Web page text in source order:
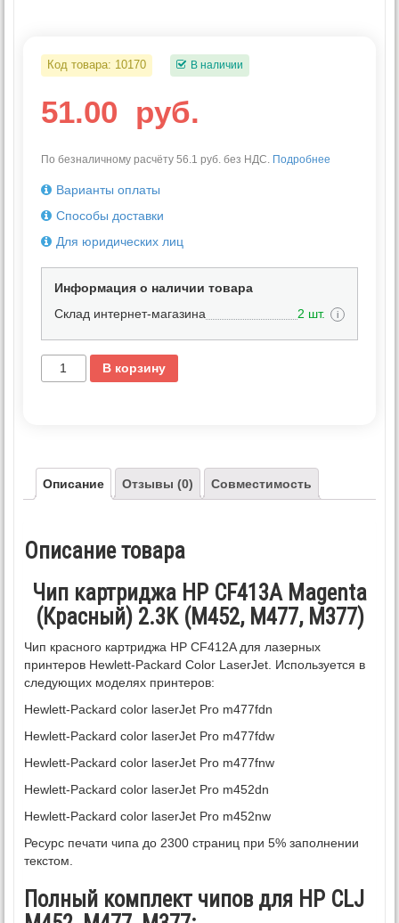
Код товара: 10170 В наличии
51.00 руб.
По безналичному расчёту 56.1 руб. без НДС. Подробнее
Варианты оплаты
Способы доставки
Для юридических лиц
Информация о наличии товара
Склад интернет-магазина
2 шт. i
В корзину
Описание Отзывы (0) Совместимость
Описание товара
Чип картриджа HP CF413A Magenta
(Красный) 2.3K (M452, M477, M377)
Чип красного картриджа HP CF412A для лазерных
принтеров Hewlett-Packard Color LaserJet. Используется в
следующих моделях принтеров:
Hewlett-Packard color laserJet Pro m477fdn
Hewlett-Packard color laserJet Pro m477fdw
Hewlett-Packard color laserJet Pro m477fnw
Hewlett-Packard color laserJet Pro m452dn
Hewlett-Packard color laserJet Pro m452nw
Ресурс печати чипа до 2300 страниц при 5% заполнении
текстом.
Полный комплект чипов для HP CLJ